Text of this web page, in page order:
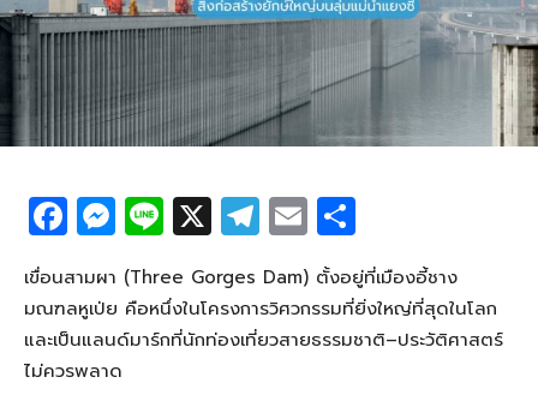
F
a
c
e
b
M
e
ss
e
n
Li
n
e
X T
el
e
g
E
m
ail
h
ar
e
เขื่อนสามผา (Three Gorges Dam) ตั้งอยู่ที่เมืองอี้ชาง
มณฑลหูเป่ย คือหนึ่งในโครงการวิศวกรรมที่ยิ่งใหญ่ที่สุดในโลก
และเป็นแลนด์มาร์กที่นักท่องเที่ยวสายธรรมชาติ–ประวัติศาสตร์
ไม่ควรพลาด